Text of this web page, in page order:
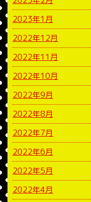
2023年1月
2022年12月
2022年11月
2022年10月
2022年9月
2022年8月
2022年7月
2022年6月
2022年5月
2022年4月